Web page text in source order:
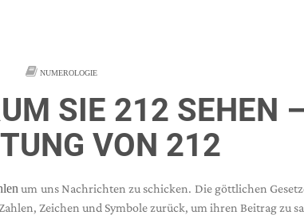
NUMEROLOGIE
SIE 212 SEHEN
VON 212
um uns Nachrichten zu schicken. Die göttlichen
Zeichen und Symbole zurück, um ihren Beitrag zu